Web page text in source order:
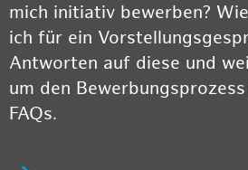
mich initiativ bewerben?
ich für ein
Antworten auf diese und
um den
FAQs.